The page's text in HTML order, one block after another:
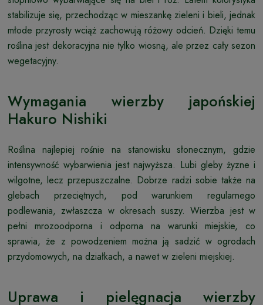
stabilizuje się, przechodząc w mieszankę zieleni i bieli, jednak
młode przyrosty wciąż zachowują różowy odcień. Dzięki temu
roślina jest dekoracyjna nie tylko wiosną, ale przez cały sezon
wegetacyjny.
Wymagania wierzby japońskiej
Hakuro Nishiki
Roślina najlepiej rośnie na stanowisku słonecznym, gdzie
intensywność wybarwienia jest najwyższa. Lubi gleby żyzne i
wilgotne, lecz przepuszczalne. Dobrze radzi sobie także na
glebach przeciętnych, pod warunkiem regularnego
podlewania, zwłaszcza w okresach suszy. Wierzba jest w
pełni mrozoodporna i odporna na warunki miejskie, co
sprawia, że z powodzeniem można ją sadzić w ogrodach
przydomowych, na działkach, a nawet w zieleni miejskiej.
Uprawa i pielęgnacja wierzby